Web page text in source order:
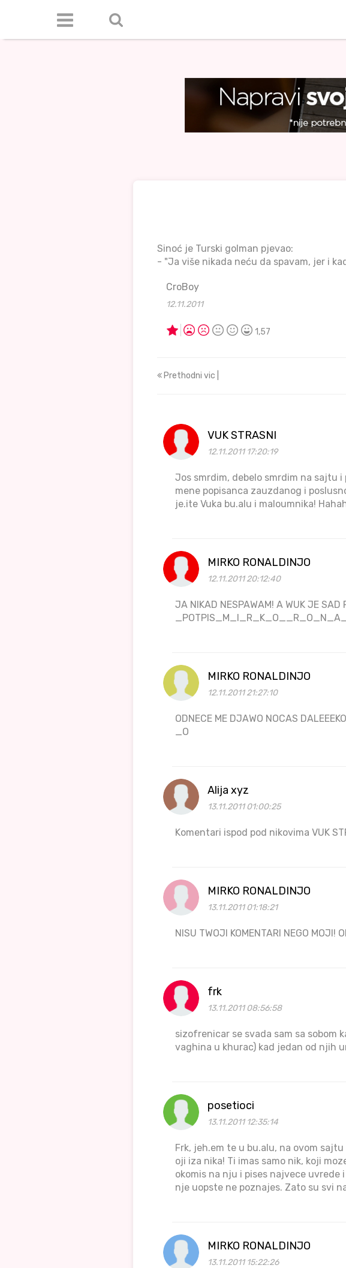
Sinoć je Turski golman pjevao:
- "Ja više nikada neću da spavam, jer i
CroBoy
12.11.2011
1,57
Prethodni vic |
VUK STRASNI
12.11.2011 17:20:19
Jos smrdim, debelo smrdim na sajtu
mene popisanca zauzdanog i
je.ite Vuka bu.alu i maloumnika!
MIRKO RONALDINJO
12.11.2011 20:12:40
JA NIKAD NESPAWAM! A WUK JE SAD
MIRKO RONALDINJO
12.11.2011 21:27:10
ODNECE ME DJAWO NOCAS
_O
Alija xyz
13.11.2011 01:00:25
Komentari ispod pod nikovima VUK
MIRKO RONALDINJO
13.11.2011 01:18:21
NISU TWOJI KOMENTARI NEGO
frk
13.11.2011 08:56:58
sizofrenicar se svada sam sa sobom
vaghina u khurac) kad jedan od njih
posetioci
13.11.2011 12:35:14
Frk, jeh.em te u bu.alu, na ovom
oji iza nika! Ti imas samo nik, koji
okomis na nju i pises najvece
nje uopste ne poznajes. Zato su svi
MIRKO RONALDINJO
13.11.2011 15:22:26